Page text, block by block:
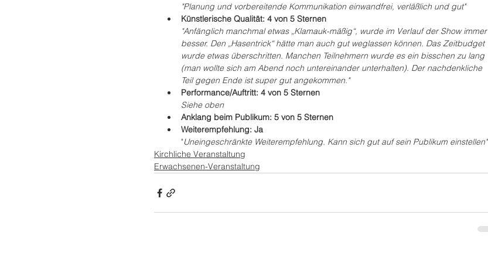
"Planung und vorbereitende Kommunikation einwandfrei, verläßlich und gut"
Künstlerische Qualität: 4 von 5 Sternen
"Anfänglich manchmal etwas „Klamauk-mäßig“, wurde im Verlauf der Show immer
besser. Den „Hasentrick“ hätte man auch gut weglassen können. Das Zeitbudget
wurde etwas überschritten. Manchen Teilnehmern wurde es ein bisschen zu lang
(man wollte sich am Abend noch untereinander unterhalten). Der nachdenkliche
Teil gegen Ende ist super gut angekommen."
Performance/Auftritt: 4 von 5 Sternen
Siehe oben
Anklang beim Publikum: 5 von 5 Sternen
Weiterempfehlung: Ja
"Uneingeschränkte Weiterempfehlung. Kann sich gut auf sein Publikum einstellen"
Kirchliche Veranstaltung
Erwachsenen-Veranstaltung